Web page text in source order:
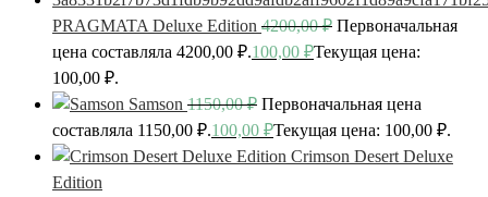
PRAGMATA Deluxe Edition 4200,00₽ Первоначальная
цена составляла 4200,00 ₽.100,00 ₽Текущая цена:
100,00 ₽.
Samson 1150,00₽ Первоначальная цена
составляла 1150,00 ₽.100,00 ₽Текущая цена: 100,00 ₽.
Crimson Desert Deluxe
Edition